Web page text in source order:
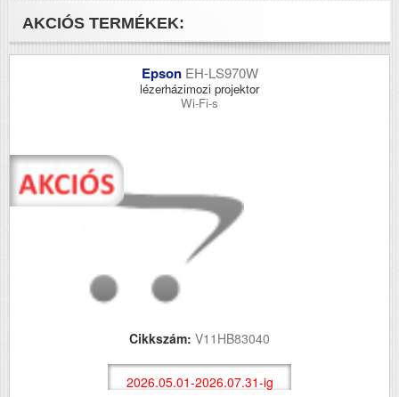
AKCIÓS TERMÉKEK:
Epson EH-LS970W
lézerházimozi projektor
Wi-Fi-s
Cikkszám: V11HB83040
2026.05.01-2026.07.31-ig